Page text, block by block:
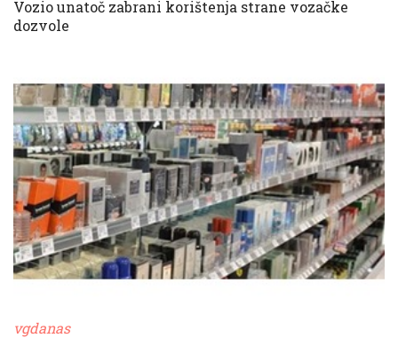
Vozio unatoč zabrani korištenja strane vozačke
dozvole
vgdanas